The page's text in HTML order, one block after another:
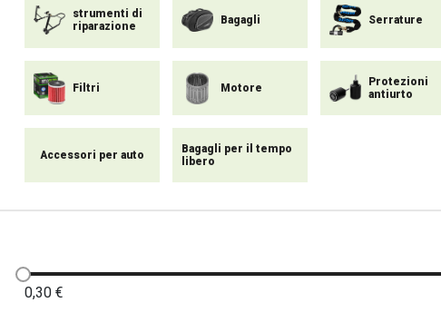
strumenti di
riparazione
Bagagli Serrature
Filtri Motore
Protezioni
antiurto
Accessori per auto
Bagagli per il tempo
libero
0,30 €